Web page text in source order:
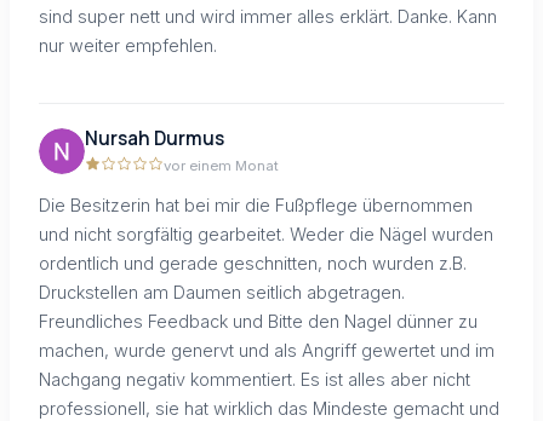
sind super nett und wird immer alles erklärt. Danke. Kann
nur weiter empfehlen.
Nursah Durmus
vor einem Monat
Die Besitzerin hat bei mir die Fußpflege übernommen
und nicht sorgfältig gearbeitet. Weder die Nägel wurden
ordentlich und gerade geschnitten, noch wurden z.B.
Druckstellen am Daumen seitlich abgetragen.
Freundliches Feedback und Bitte den Nagel dünner zu
machen, wurde genervt und als Angriff gewertet und im
Nachgang negativ kommentiert. Es ist alles aber nicht
professionell, sie hat wirklich das Mindeste gemacht und